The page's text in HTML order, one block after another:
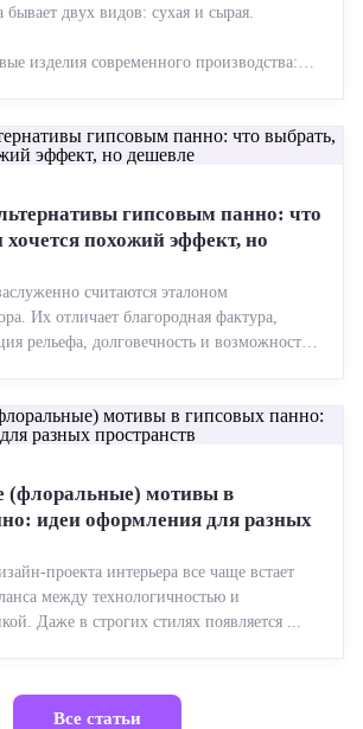
бывает двух видов: сухая и сырая.
изделия современного производства:
гипсовым панно: что
хочется похожий эффект, но
считаются эталоном
Их отличает благородная фактура,
рельефа, долговечность и возможность
(флоральные) мотивы в
идеи оформления для разных
проекта интерьера все чаще встает
между технологичностью и
Даже в строгих стилях появляется ...
Все статьи